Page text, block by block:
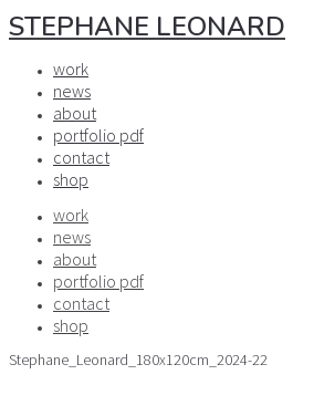
STEPHANE LEONARD
work
news
about
portfolio pdf
contact
shop
work
news
about
portfolio pdf
contact
shop
Stephane_Leonard_180x120cm_2024-22